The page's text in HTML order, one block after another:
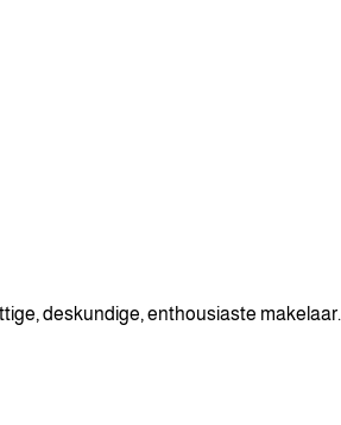
deskundige, enthousiaste makelaar.